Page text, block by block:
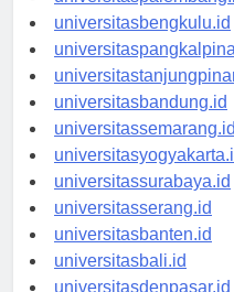
universitasbengkulu.id
universitasbandung.id
universitasyogyakarta.id
universitassurabaya.id
universitasserang.id
universitasbanten.id
universitasbali.id